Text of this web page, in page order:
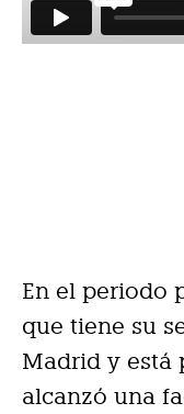
En el periodo
que tiene su
Madrid y está
alcanzó una